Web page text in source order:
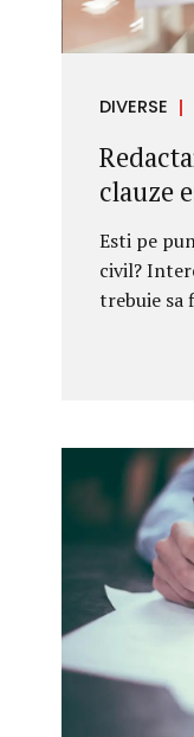
in tot...
DIVERSE
clauze
Esti pe
civil?
trebuie sa
complica.
cum se
din acest
clauze
o